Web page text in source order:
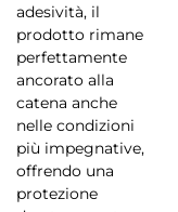
adesività, il
prodotto rimane
perfettamente
ancorato alla
catena anche
nelle condizioni
più impegnative,
offrendo una
protezione